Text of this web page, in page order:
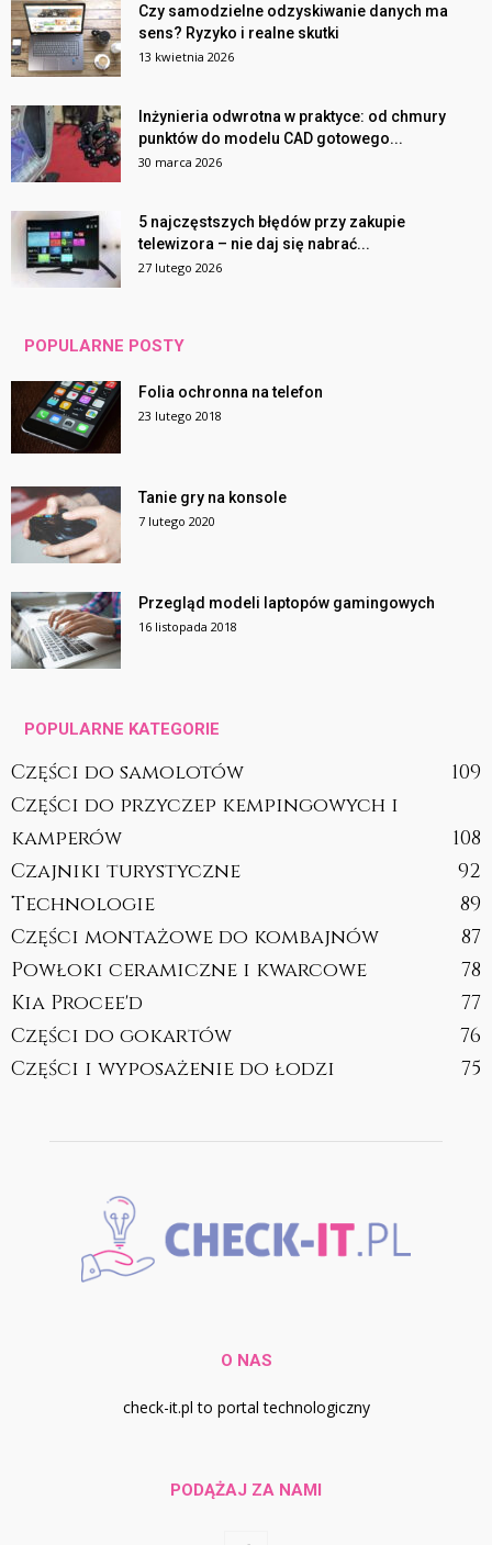
Czy samodzielne odzyskiwanie danych ma
sens? Ryzyko i realne skutki
13 kwietnia 2026
Inżynieria odwrotna w praktyce: od chmury
punktów do modelu CAD gotowego...
30 marca 2026
5 najczęstszych błędów przy zakupie
telewizora – nie daj się nabrać...
27 lutego 2026
POPULARNE POSTY
Folia ochronna na telefon
23 lutego 2018
Tanie gry na konsole
7 lutego 2020
Przegląd modeli laptopów gamingowych
16 listopada 2018
POPULARNE KATEGORIE
Części do samolotów
109
Części do przyczep kempingowych i
kamperów
108
Czajniki turystyczne
92
Technologie
89
Części montażowe do kombajnów
87
Powłoki ceramiczne i kwarcowe
78
Kia Procee'd
77
Części do gokartów
76
Części i wyposażenie do łodzi
75
O NAS
check-it.pl to portal technologiczny
PODĄŻAJ ZA NAMI